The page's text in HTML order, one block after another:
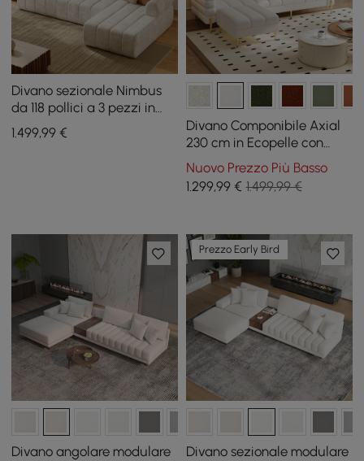
Divano sezionale Nimbus
da 118 pollici a 3 pezzi in
velluto trapuntato con
chaise longue
1.499,99 €
Divano Componibile Axial
230 cm in Ecopelle con
Pouf e Gambe Dorate
Nuovo Prezzo Più Basso
1.299,99€ 1.499,99 €
Divano angolare modulare
Prezzo Early Bird
Divano sezionale modulare